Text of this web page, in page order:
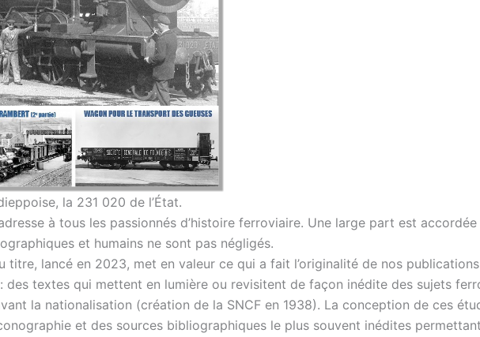
la 231 020 de l’État.
à tous les passionnés d’histoire ferroviaire. Une large part est
et humains ne sont pas négligés.
titre, lancé en 2023, met en valeur ce qui a fait l’originalité de nos
des textes qui mettent en lumière ou revisitent de façon inédite des sujets
la nationalisation (création de la SNCF en 1938). La conception de ces
et des sources bibliographiques le plus souvent inédites